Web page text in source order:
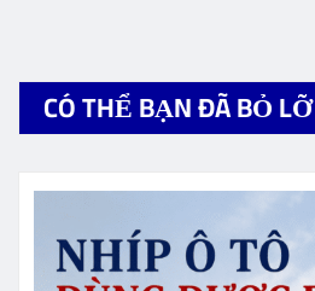
CÓ THỂ BẠN ĐÃ BỎ LỠ